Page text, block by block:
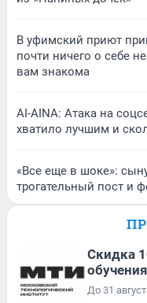
В уфимский приют
почти ничего о себе
вам знакома
AI-AINA: Атака на
хватило лучшим и
«Все еще в шоке»:
трогательный пост и
Скидка
обучения
До 31